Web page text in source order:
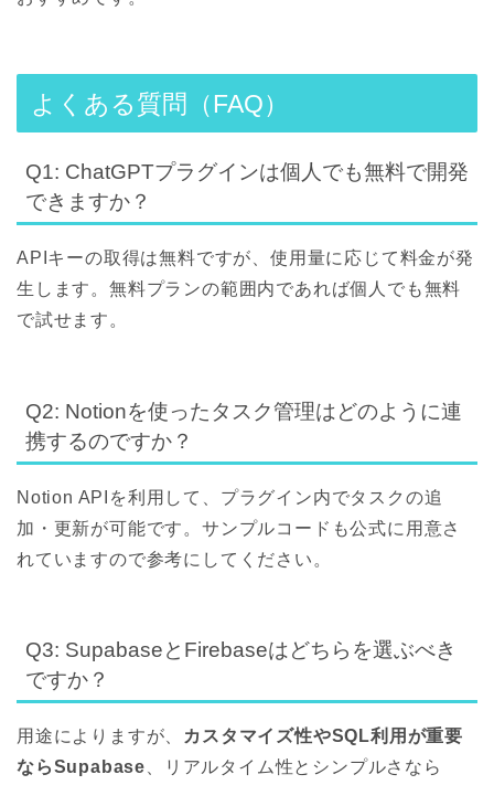
よくある質問（FAQ）
Q1: ChatGPTプラグインは個人でも無料で開発
できますか？
APIキーの取得は無料ですが、使用量に応じて料金が発
生します。無料プランの範囲内であれば個人でも無料
で試せます。
Q2: Notionを使ったタスク管理はどのように連
携するのですか？
Notion APIを利用して、プラグイン内でタスクの追
加・更新が可能です。サンプルコードも公式に用意さ
れていますので参考にしてください。
Q3: SupabaseとFirebaseはどちらを選ぶべき
ですか？
用途によりますが、
カスタマイズ性やSQL利用が重要
ならSupabase 、リアルタイム性とシンプルさなら